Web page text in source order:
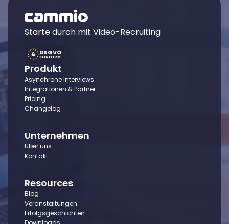
Starte durch mit Video-Recruiting
DSGVO
KONFORM
Produkt
Asynchrone Interviews
Integrationen & Partner
Pricing
Changelog
Unternehmen
Über uns
Kontakt
Resources
Blog
Veranstaltungen
Erfolgsgeschichten